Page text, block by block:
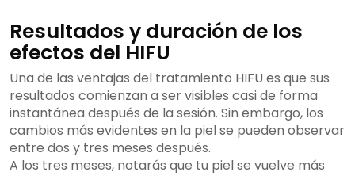
Resultados y duración de los
efectos del HIFU
Una de las ventajas del tratamiento HIFU es que sus
resultados comienzan a ser visibles casi de forma
instantánea después de la sesión. Sin embargo, los
cambios más evidentes en la piel se pueden observar
entre dos y tres meses después.
A los tres meses, notarás que tu piel se vuelve más